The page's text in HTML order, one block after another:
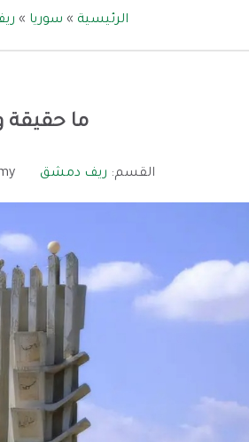
الرئيسية » سوريا »
ما حقيقة
القسم: ريف دمشق